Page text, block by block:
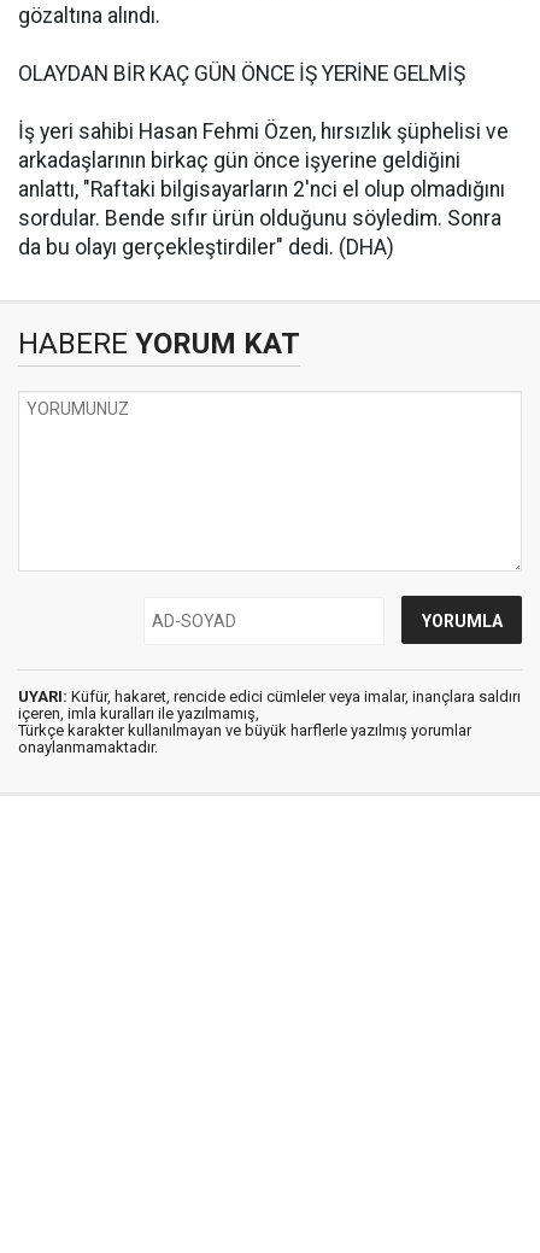
gözaltına alındı.
OLAYDAN BİR KAÇ GÜN ÖNCE İŞ YERİNE GELMİŞ
İş yeri sahibi Hasan Fehmi Özen, hırsızlık şüphelisi ve
arkadaşlarının birkaç gün önce işyerine geldiğini
anlattı, "Raftaki bilgisayarların 2'nci el olup olmadığını
sordular. Bende sıfır ürün olduğunu söyledim. Sonra
da bu olayı gerçekleştirdiler" dedi. (DHA)
HABERE YORUM KAT
UYARI: Küfür, hakaret, rencide edici cümleler veya imalar, inançlara saldırı
içeren, imla kuralları ile yazılmamış,
Türkçe karakter kullanılmayan ve büyük harflerle yazılmış yorumlar
onaylanmamaktadır.